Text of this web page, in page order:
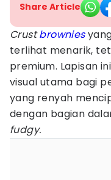
Share Article
Crustbrownies
terlihat menarik,
premium. Lapisan
visual utama bagi
yang renyah
dengan bagian
fudgy.